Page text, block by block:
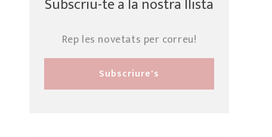
Rep les novetats per correu!